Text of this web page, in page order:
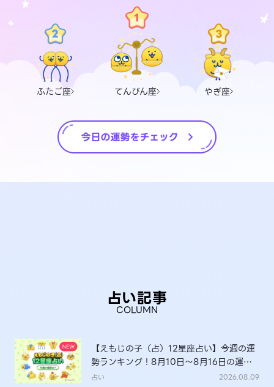
ふたご座 てんびん座 やぎ座
占い記事
COLUMN
【えもじの子（占）12星座占い】今週の運
勢ランキング！8月10日～8月16日の運勢
は？
占い 2026.08.09